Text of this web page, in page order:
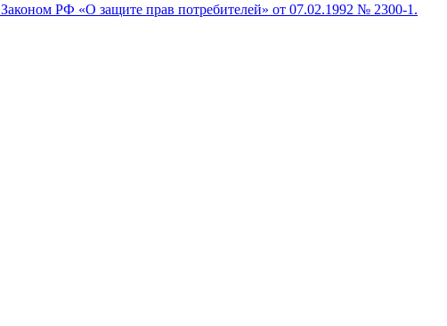
РФ «О защите прав потребителей» от 07.02.1992 № 2300-1.